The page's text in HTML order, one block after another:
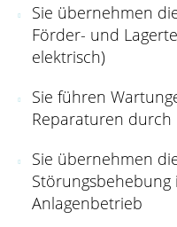
Sie übernehmen
Förder- und
elektrisch)
Sie führen
Reparaturen durch
Sie übernehmen
Anlagenbetrieb